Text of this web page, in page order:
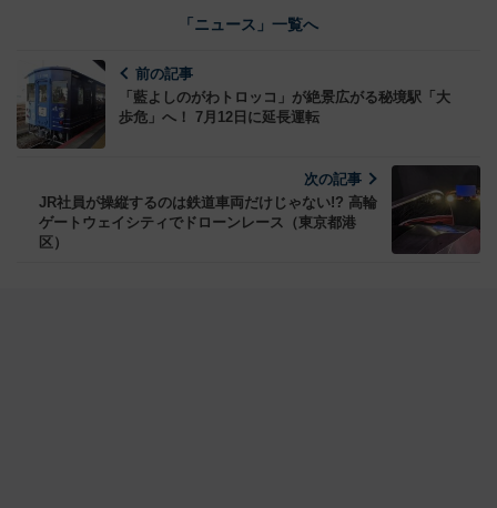
「ニュース」一覧へ
前の記事
「藍よしのがわトロッコ」が絶景広がる秘境駅「大
歩危」へ！ 7月12日に延長運転
次の記事
JR社員が操縦するのは鉄道車両だけじゃない!? 高輪
ゲートウェイシティでドローンレース（東京都港
区）